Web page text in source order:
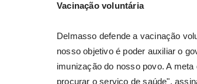
Vacinação voluntária
Delmasso defende a vacinação
nosso objetivo é poder auxiliar o
imunização do nosso povo. A
procurar o serviço de saúde",